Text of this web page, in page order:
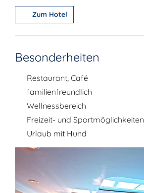
Zum Hotel
Besonderheiten
Restaurant, Café
familienfreundlich
Wellnessbereich
Freizeit- und Sportmöglichkeiten
Urlaub mit Hund